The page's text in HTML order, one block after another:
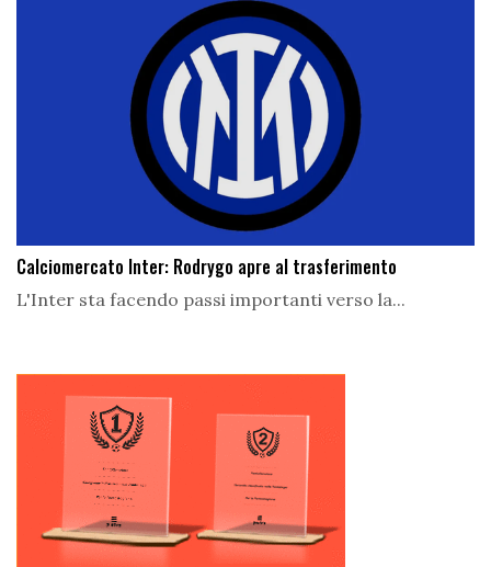
Calciomercato Inter: Rodrygo apre al trasferimento
L'Inter sta facendo passi importanti verso la...